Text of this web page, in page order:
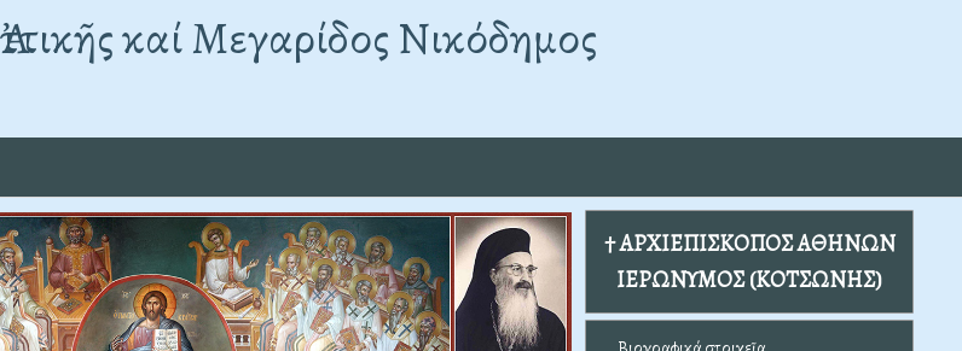
καί Μεγαρίδος Νικόδημος
† ΑΡΧΙΕΠΙΣΚΟΠΟΣ ΑΘΗΝΩΝ
ΙΕΡΩΝΥΜΟΣ (ΚΟΤΣΩΝΗΣ)